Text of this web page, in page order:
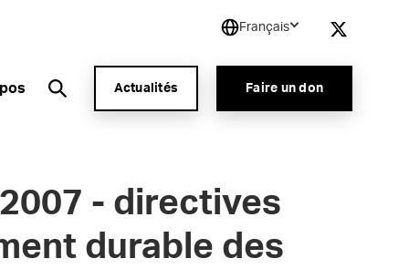
Français
Actualités Faire un don
- directives
durable des